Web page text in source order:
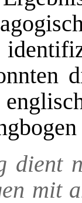
dient
mit